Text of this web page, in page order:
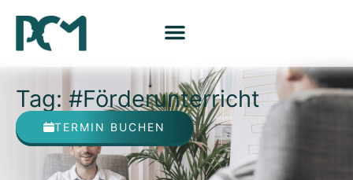
Tag: #Förderunterricht
TERMIN BUCHEN